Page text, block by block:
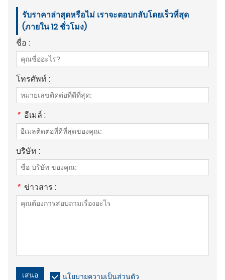
รับราคาล่าสุดหรือไม่ เราจะตอบกลับโดยเร็วที่สุด
(ภายใน 12 ชั่วโมง)
ชื่อ :
โทรศัพท์ :
* อีเมล์ :
บริษัท :
* ข่าวสาร :
เสนอ นโยบายความเป็นส่วนตัว